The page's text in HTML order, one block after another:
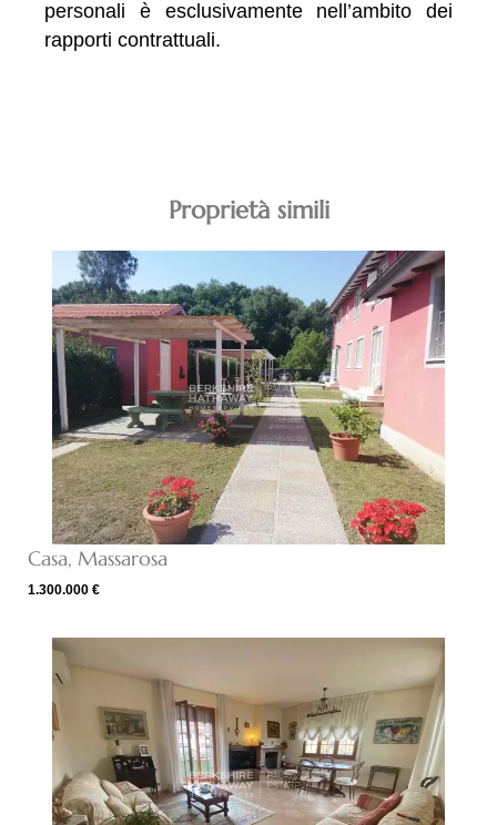
personali è esclusivamente nell’ambito dei
rapporti contrattuali.
Proprietà simili
Casa, Massarosa
1.300.000 €